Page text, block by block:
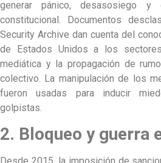
generar pánico, desasosiego y
constitucional. Documentos
Security Archive dan cuenta del
de Estados Unidos a los
mediática y la propagación de
colectivo. La manipulación de los
fueron usadas para inducir
golpistas.
2. Bloqueo y guerra